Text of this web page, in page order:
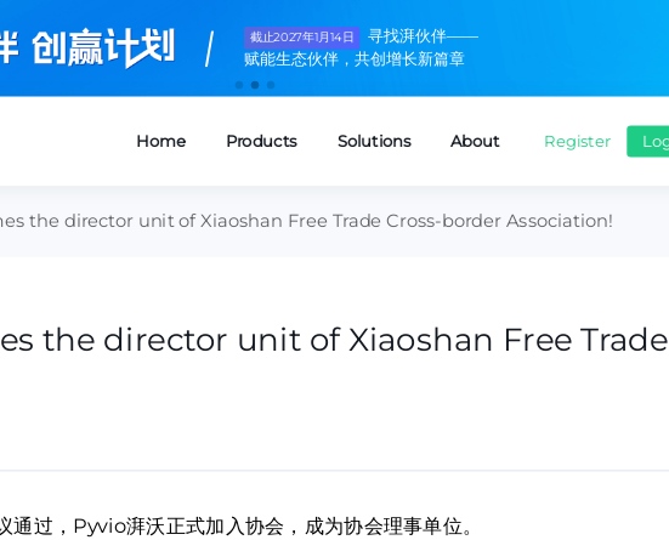
截止2027年1月14日 寻找湃伙伴——
赋能生态伙伴，共创增长新篇章
the director unit of Xiaoshan Free Trade Cross-border Association!
the director unit of Xiaoshan Free
过，Pyvio湃沃正式加入协会，成为协会理事单位。